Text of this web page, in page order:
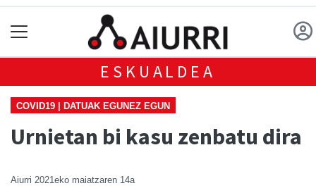
ESKUALDEA
COVID19 | DATUAK EGUNEZ EGUN
Urnietan bi kasu zenbatu dira
Aiurri 2021eko maiatzaren 14a